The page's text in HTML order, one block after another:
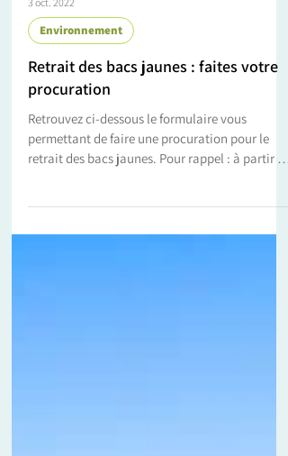
Environnement
Retrait des bacs jaunes : faites votre
procuration
Retrouvez ci-dessous le formulaire vous
retrait des bacs jaunes. Pour rappel : à partir du
1...